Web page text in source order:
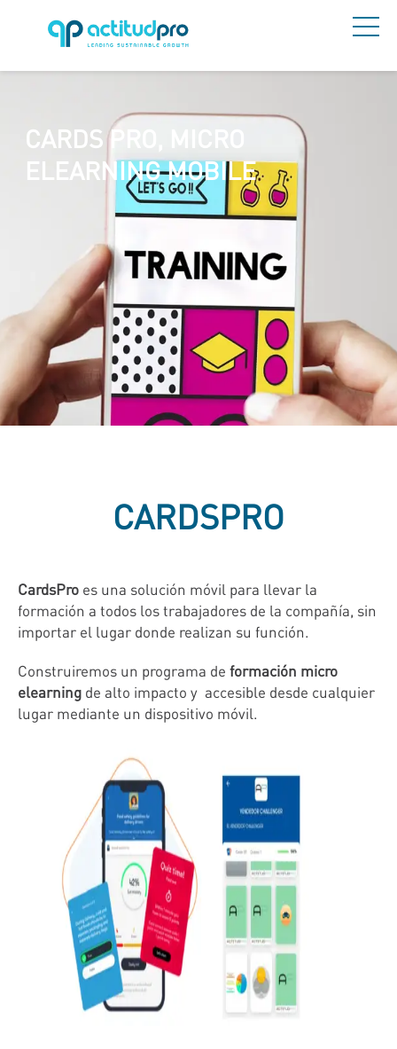
CARDS PRO, MICRO
ELEARNING MOBILE
CARDSPRO
CardsPro es una solución móvil para llevar la
formación a todos los trabajadores de la compañía, sin
importar el lugar donde realizan su función.
Construiremos un programa de formación micro
elearning de alto impacto y accesible desde cualquier
lugar mediante un dispositivo móvil.